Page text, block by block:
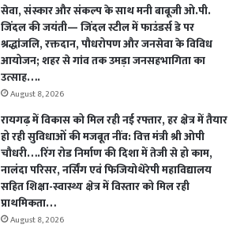
सेवा, संस्कार और संकल्प के साथ मनी बाबूजी ओ.पी.
जिंदल की जयंती— जिंदल स्टील में फाउंडर्स डे पर
श्रद्धांजलि, रक्तदान, पौधरोपण और जनसेवा के विविध
आयोजन; शहर से गांव तक उमड़ा जनसहभागिता का
उत्साह….
August 8, 2026
रायगढ़ में विकास को मिल रही नई रफ्तार, हर क्षेत्र में तैयार
हो रही सुविधाओं की मजबूत नींव: वित्त मंत्री श्री ओपी
चौधरी….रिंग रोड निर्माण की दिशा में तेजी से हो काम,
नालंदा परिसर, नर्सिंग एवं फिजियोथेरेपी महाविद्यालय
सहित शिक्षा-स्वास्थ्य क्षेत्र में विस्तार को मिल रही
प्राथमिकता…
August 8, 2026